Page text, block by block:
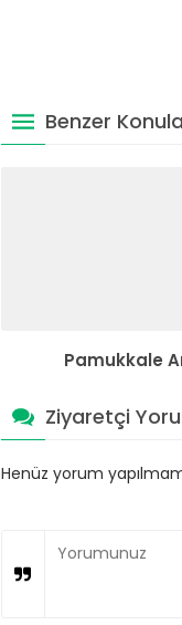
Benzer
Pamukkale
Ziyaretçi
Henüz yorum